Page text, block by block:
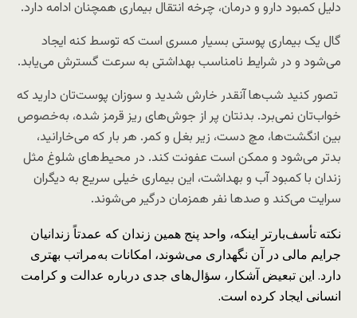
دلیل کمبود دارو و درمان، چرخه انتقال بیماری همچنان ادامه دارد.
گال یک بیماری پوستی بسیار مسری است که توسط کنه ایجاد
می‌شود و در شرایط نامناسب بهداشتی به سرعت گسترش می‌یابد.
تصور کنید شب‌ها آنقدر خارش شدید و سوزان پوست‌تان دارید که
خواب‌تان نمی‌برد. بدنتان پر از جوش‌های ریز قرمز شده، به‌خصوص
بین انگشت‌ها، مچ دست، زیر بغل و کمر. هر بار که می‌خارانید،
بدتر می‌شود و ممکن است عفونت کند. در محیط‌های شلوغ مثل
زندان با کمبود آب و بهداشت، این بیماری خیلی سریع به دیگران
سرایت می‌کند و صدها نفر همزمان درگیر می‌شوند.
نکته تأسف‌بارتر اینکه، واحد پنج همین زندان که عمدتاً زندانیان
جرایم مالی در آن نگهداری می‌شوند، امکانات به‌مراتب بهتری
دارد. این تبعیض آشکار، سؤال‌های جدی درباره عدالت و کرامت
انسانی ایجاد کرده است.